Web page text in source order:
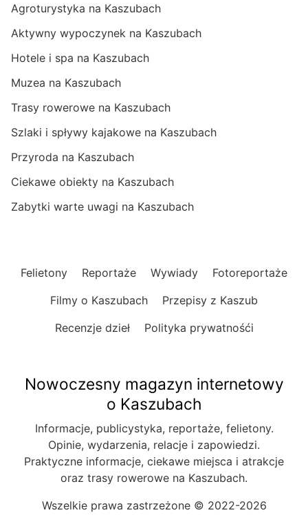
Agroturystyka na Kaszubach
Aktywny wypoczynek na Kaszubach
Hotele i spa na Kaszubach
Muzea na Kaszubach
Trasy rowerowe na Kaszubach
Szlaki i spływy kajakowe na Kaszubach
Przyroda na Kaszubach
Ciekawe obiekty na Kaszubach
Zabytki warte uwagi na Kaszubach
Felietony Reportaże Wywiady
Fotoreportaże
Filmy o Kaszubach
Przepisy z Kaszub
Recenzje dzieł
Polityka prywatnośći
Nowoczesny magazyn internetowy
o Kaszubach
Informacje, publicystyka, reportaże, felietony.
Opinie, wydarzenia, relacje i zapowiedzi.
Praktyczne informacje, ciekawe miejsca i atrakcje
oraz trasy rowerowe na Kaszubach.
Wszelkie prawa zastrzeżone © 2022-2026